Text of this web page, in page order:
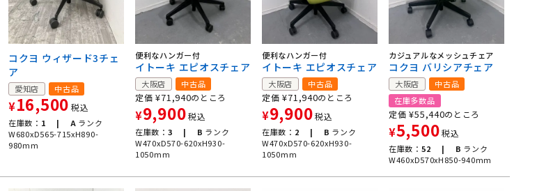
コクヨ ウィザード3チェ
ア
愛知店 中古品
¥16,500 税込
在庫数： 1 | A ランク
W680xD565-715xH890-
980mm
便利なハンガー付
イトーキ エピオスチェア
大阪店 中古品
定価 ¥71,940のところ
¥9,900税込
在庫数： 3 | B ランク
W470xD570-620xH930-
1050mm
便利なハンガー付
イトーキ エピオスチェア
大阪店 中古品
定価 ¥71,940のところ
¥9,900税込
在庫数： 2 | B ランク
W470xD570-620xH930-
1050mm
カジュアルなメッシュチェア
コクヨ バリシアチェア
大阪店
中古品
在庫多数品
定価 ¥55,440のところ
¥5,500税込
在庫数： 52 | B ランク
W460xD570xH850-940mm